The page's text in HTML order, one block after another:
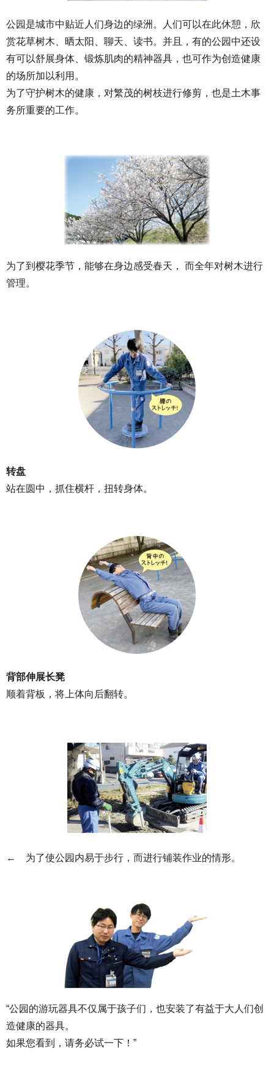
公园是城市中贴近人们身边的绿洲。人们可以在此休憩，欣
赏花草树木、晒太阳、聊天、读书。并且，有的公园中还设
有可以舒展身体、锻炼肌肉的精神器具，也可作为创造健康
的场所加以利用。
为了守护树木的健康，对繁茂的树枝进行修剪，也是土木事
务所重要的工作。
为了到樱花季节，能够在身边感受春天， 而全年对树木进行
管理。
转盘
站在圆中，抓住横杆，扭转身体。
背部伸展长凳
顺着背板，将上体向后翻转。
← 为了使公园内易于步行，而进行铺装作业的情形。
“公园的游玩器具不仅属于孩子们，也安装了有益于大人们创
造健康的器具。
如果您看到，请务必试一下！”